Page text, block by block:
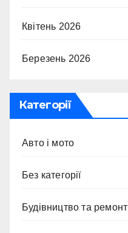
Квітень 2026
Березень 2026
Категорії
Авто і мото
Без категорії
Будівництво та ремонт